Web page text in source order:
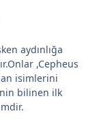
aydınlığa
,Cepheus
isimlerini
bilinen ilk